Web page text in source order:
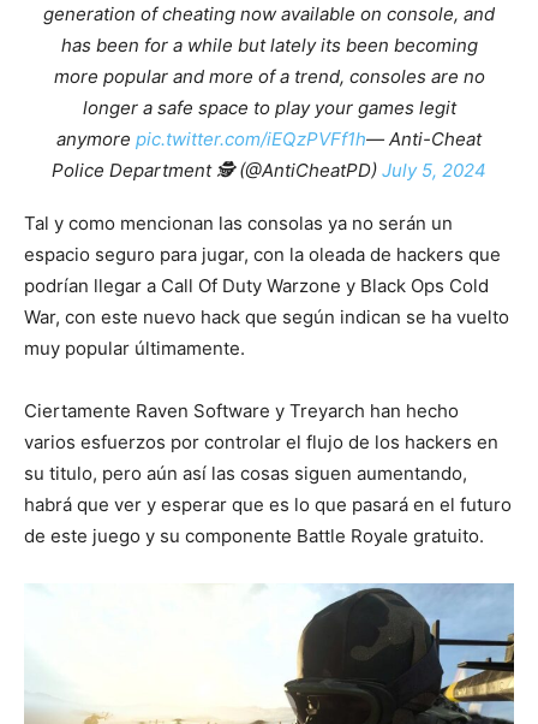
generation of cheating now available on console, and
has been for a while but lately its been becoming
more popular and more of a trend, consoles are no
longer a safe space to play your games legit
anymore pic.twitter.com/iEQzPVFf1h— Anti-Cheat
Police Department 🕵️ (@AntiCheatPD) July 5, 2024
Tal y como mencionan las consolas ya no serán un
espacio seguro para jugar, con la oleada de hackers que
podrían llegar a Call Of Duty Warzone y Black Ops Cold
War, con este nuevo hack que según indican se ha vuelto
muy popular últimamente.
Ciertamente Raven Software y Treyarch han hecho
varios esfuerzos por controlar el flujo de los hackers en
su titulo, pero aún así las cosas siguen aumentando,
habrá que ver y esperar que es lo que pasará en el futuro
de este juego y su componente Battle Royale gratuito.